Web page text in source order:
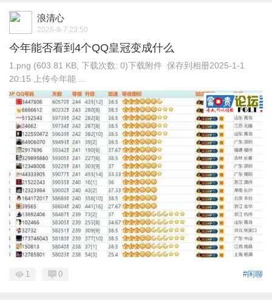
浪清心
2026-8-7 23:50
今年能否看到4个QQ皇冠变成什么
1.png (603.81 KB, 下载次数: 0)下载附件 保存到相册2025-1-1
20:15 上传今年能 ...
#闲聊
1 0